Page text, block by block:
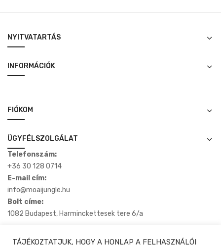
NYITVATARTÁS
INFORMÁCIÓK
FIÓKOM
ÜGYFÉLSZOLGÁLAT
Telefonszám:
+36 30 128 0714
E-mail cím:
info@moaijungle.hu
Bolt címe:
1082 Budapest, Harminckettesek tere 6/a
TÁJÉKOZTATJUK, HOGY A HONLAP A FELHASZNÁLÓI